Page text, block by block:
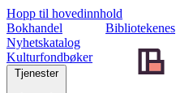
Hopp til hovedinnhold
Bibliotekenes
Bokhandel
Nyhetskatalog
Kulturfondbøker
Tjenester